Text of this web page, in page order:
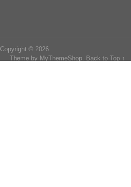
Copyright © 2026.
Theme by MyThemeShop Back to Top ↑